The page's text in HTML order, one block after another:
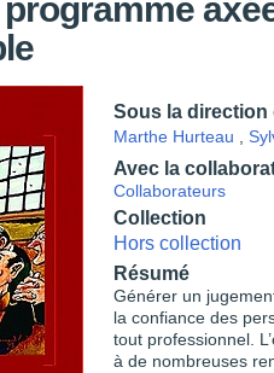
Sous la direction
Marthe Hurteau
Avec la
Collaborateurs
Collection
Hors collection
Résumé
Générer un
la confiance des
tout professionnel.
à de nombreuses